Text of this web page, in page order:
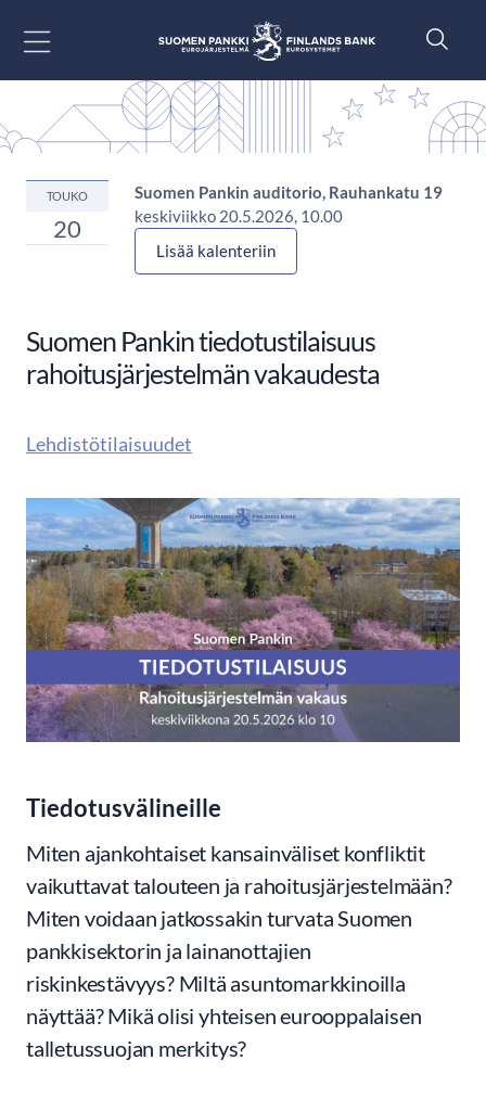
TOUKO
20
Suomen Pankin auditorio, Rauhankatu 19
keskiviikko 20.5.2026, 10.00
Lisää kalenteriin
Suomen Pankin tiedotustilaisuus
rahoitusjärjestelmän vakaudesta
Lehdistötilaisuudet
Tiedotusvälineille
Miten ajankohtaiset kansainväliset konfliktit
vaikuttavat talouteen ja rahoitusjärjestelmään?
Miten voidaan jatkossakin turvata Suomen
pankkisektorin ja lainanottajien
riskinkestävyys? Miltä asuntomarkkinoilla
näyttää? Mikä olisi yhteisen eurooppalaisen
talletussuojan merkitys?